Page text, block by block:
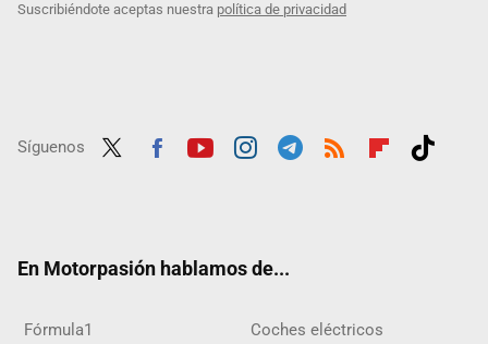
Suscribiéndote aceptas nuestra política de privacidad
Síguenos
En Motorpasión hablamos de...
Fórmula1 Coches eléctricos